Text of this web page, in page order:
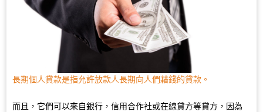
長期個人貸款是指允許放款人長期向人們藉錢的貸款。
而且，它們可以來自銀行，信用合作社或在線貸方等貸方，因為